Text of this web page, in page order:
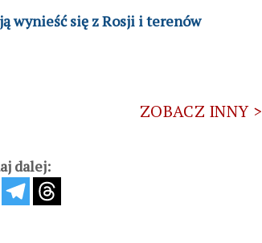
wynieść się z Rosji i terenów
ZOBACZ INNY >
dalej: